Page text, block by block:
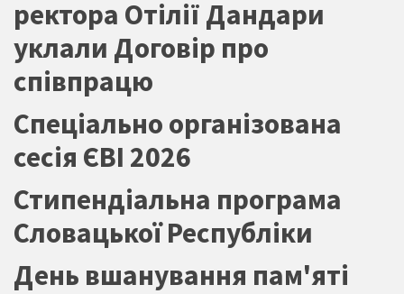
ректора Отілії Дандари
уклали Договір про
співпрацю
Спеціально організована
сесія ЄВІ 2026
Стипендіальна програма
Словацької Республіки
День вшанування пам'яті